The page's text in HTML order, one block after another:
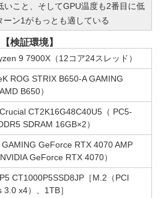
いこと、そしてGPU温度も2番目に低
ン1がもっとも適している
【検証環境】
9 7900X（12コア24スレッド）
ROG STRIX B650-A GAMING
B650）
CT2K16G48C40U5（ PC5-
SDRAM 16GB×2）
GAMING GeForce RTX 4070 AMP
GeForce RTX 4070）
CT1000P5SSD8JP［M.2（PCI
3.0 x4）、1TB］